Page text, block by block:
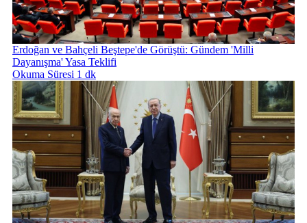
Erdoğan ve Bahçeli Beştepe'de Görüştü: Gündem 'Milli
Dayanışma' Yasa Teklifi
Okuma Süresi 1 dk